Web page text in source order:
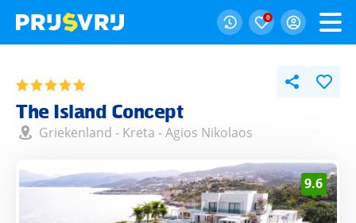
0
The Island Concept
Griekenland - Kreta -Agios Nikolaos
9.6